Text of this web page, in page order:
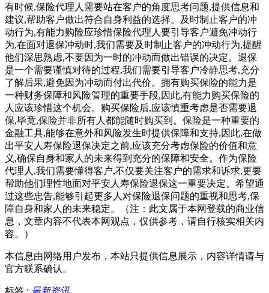
有时候,保险代理人需要站在客户的角度思考问题,提供信息和
建议,帮助客户做出符合自身利益的选择。及时制止客户的冲
动行为,有能力购险应珍惜保险代理人要引导客户避免冲动行
为,在面对退保冲动时,我们需要及时制止客户的冲动行为,提醒
他们深思熟虑,不要因为一时的冲动而做出错误的决定。退保
是一个需要谨慎对待的过程,我们需要引导客户冷静思考,充分
了解后果,避免因为冲动而付出代价。拥有购买保险的能力是
一种财务保障和风险管理的重要手段,因此,有能力购买保险的
人应该珍惜这个机会。购买保险后,应该慎重考虑是否需要退
保,毕竟,保险并非所有人都能随时购买到。保险是一种重要的
金融工具,能够在意外和风险发生时提供保障和支持,因此,在做
出平安人寿保险退保决定之前,应该充分考虑保险的价值和意
义,确保自身和家人的未来得到充分的保障和安全。作为保险
代理人,我们需要懂得客户,不仅要关注客户的需求和诉求,更要
帮助他们理性地面对平安人寿保险退保这一重要决定。希望通
过这些忠告,能够引起更多人对保险退保问题的重视和思考,保
障自身和家人的未来稳定。（注：此文属于本网登载的商业信
息，文章内容不代表本网观点，仅供参考，请自行核实相关内
容。）
本信息由网络用户发布， 本站只提供信息展示，内容详情请与
官方联系确认。
标签 : 最新资讯